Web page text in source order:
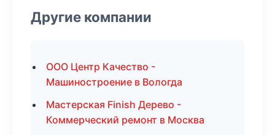
Другие компании
ООО Центр Качество -
Машиностроение в Вологда
Мастерская Finish Дерево -
Коммерческий ремонт в Москва